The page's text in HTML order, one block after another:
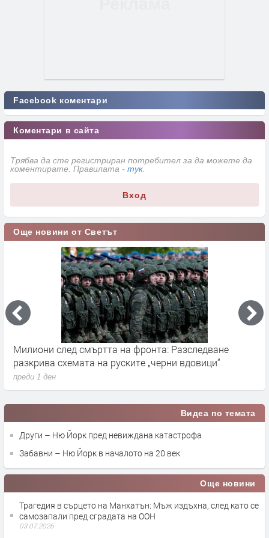
Facebook коментари
Коментари в сайта
Трябва да сте регистриран потребител за да можете да
коментирате. Правилата - тук
Вход
Още новини от Светът
Германските служби разследват руски опити за
влияние върху местния вот през септември
преди 1 ден
Видеа по темата
Други – Ню Йорк пред невиждана катастрофа
Забавни – Ню Йорк в началото на 20 век
Още новини
Трагедия в сърцето на Манхатън: Мъж издъхна, след като се
самозапали пред сградата на ООН
03.07.2026